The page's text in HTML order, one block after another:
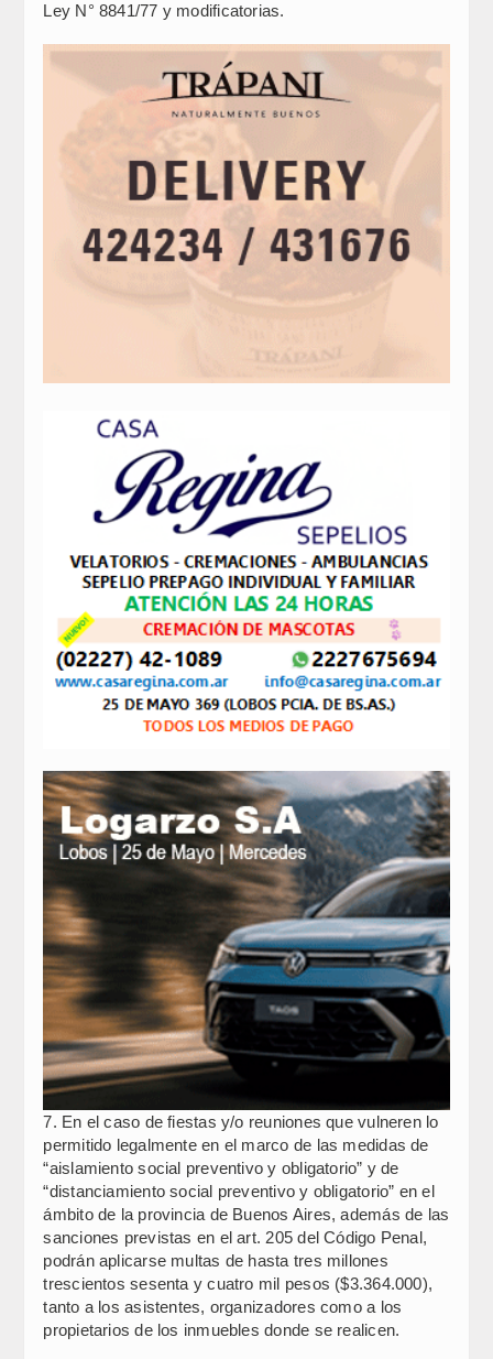
Ley N° 8841/77 y modificatorias.
7. En el caso de fiestas y/o reuniones que vulneren lo
permitido legalmente en el marco de las medidas de
“aislamiento social preventivo y obligatorio” y de
“distanciamiento social preventivo y obligatorio” en el
ámbito de la provincia de Buenos Aires, además de las
sanciones previstas en el art. 205 del Código Penal,
podrán aplicarse multas de hasta tres millones
trescientos sesenta y cuatro mil pesos ($3.364.000),
tanto a los asistentes, organizadores como a los
propietarios de los inmuebles donde se realicen.